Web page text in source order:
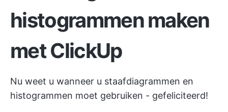
histogrammen maken
met ClickUp
Nu weet u wanneer u staafdiagrammen en
histogrammen moet gebruiken - gefeliciteerd!